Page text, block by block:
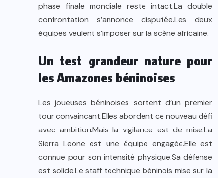
phase finale mondiale reste intact.La double
confrontation s’annonce disputée.Les deux
équipes veulent s’imposer sur la scène africaine.
Un test grandeur nature pour
les Amazones béninoises
Les joueuses béninoises sortent d’un premier
tour convaincant.Elles abordent ce nouveau défi
avec ambition.Mais la vigilance est de mise.La
Sierra Leone est une équipe engagée.Elle est
connue pour son intensité physique.Sa défense
est solide.Le staff technique béninois mise sur la